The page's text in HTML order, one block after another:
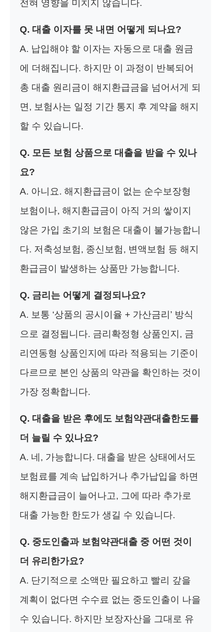
전혀 영향을 미치지 않습니다.
Q. 대출 이자를 못 내면 어떻게 되나요?
A. 납입해야 할 이자는 자동으로 대출 원금
에 더해집니다. 하지만 이 과정이 반복되어
총 대출 원리금이 해지환급금을 넘어서게 되
면, 보험사는 일정 기간 통지 후 계약을 해지
할 수 있습니다.
Q. 모든 보험 상품으로 대출을 받을 수 있나
요?
A. 아니요. 해지환급금이 없는 순수보장형
보험이나, 해지환급금이 아직 거의 쌓이지
않은 가입 초기의 보험은 대출이 불가능합니
다. 저축성보험, 종신보험, 변액보험 등 해지
환급금이 발생하는 상품만 가능합니다.
Q. 금리는 어떻게 결정되나요?
A. 보통 ‘상품의 공시이율 + 가산금리’ 방식
으로 결정됩니다. 금리확정형 상품인지, 금
리연동형 상품인지에 따라 적용되는 기준이
다르므로 본인 상품의 약관을 확인하는 것이
가장 정확합니다.
Q. 대출을 받은 후에도 보험약관대출한도를
더 늘릴 수 있나요?
A. 네, 가능합니다. 대출을 받은 상태에서도
보험료를 계속 납입하거나 추가납입을 하면
해지환급금이 늘어나고, 그에 따라 추가로
대출 가능한 한도가 생길 수 있습니다.
Q. 중도인출과 보험약관대출 중 어떤 것이
더 유리한가요?
A. 단기적으로 소액만 필요하고 빨리 갚을
계획이 없다면 수수료 없는 중도인출이 나을
수 있습니다. 하지만 보장자산을 그대로 유